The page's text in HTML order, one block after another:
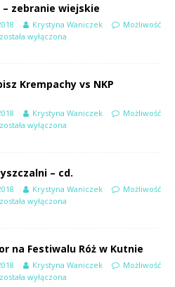
– zebranie wiejskie
Krystyna Waniczek
Możliwość
została wyłączona
Krempachy vs NKP
Krystyna Waniczek
Możliwość
została wyłączona
– cd.
Krystyna Waniczek
Możliwość
została wyłączona
na Festiwalu Róż w Kutnie
Krystyna Waniczek
Możliwość
została wyłączona